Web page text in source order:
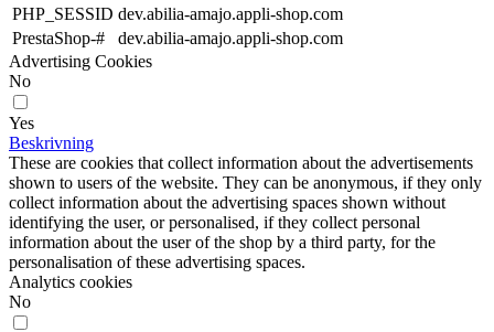
PHP_SESSID dev.abilia-amajo.appli-shop.com
PrestaShop-#
dev.abilia-amajo.appli-shop.com
Advertising Cookies
No
Yes
Beskrivning
These are cookies that collect information about the advertisements
shown to users of the website. They can be anonymous, if they only
collect information about the advertising spaces shown without
identifying the user, or personalised, if they collect personal
information about the user of the shop by a third party, for the
personalisation of these advertising spaces.
Analytics cookies
No